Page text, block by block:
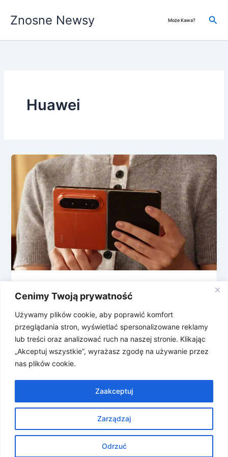
Cenimy Twoją prywatność
Używamy plików cookie, aby poprawić komfort
przeglądania stron, wyświetlać spersonalizowane reklamy
lub treści oraz analizować ruch na naszej stronie. Klikając
„Akceptuj wszystkie”, wyrażasz zgodę na używanie przez
nas plików cookie.
Zarządzaj
Odrzuć
Zaakceptuj
Znosne Newsy Może Kawa?
Huawei
który nie jest wąski jak pilot – już w
kwietniu (ale w Chinach)
Już za chwilę, bo 20 kwietnia, Huawei zaprezentuje
w Chinach swoje nowości smartfonowe. Wśród
nich będzie składany model – Huawei […]
Prawa autorskie © 2026 Znosne Newsy | Obsługiwane przez
Motyw Astra WordPress